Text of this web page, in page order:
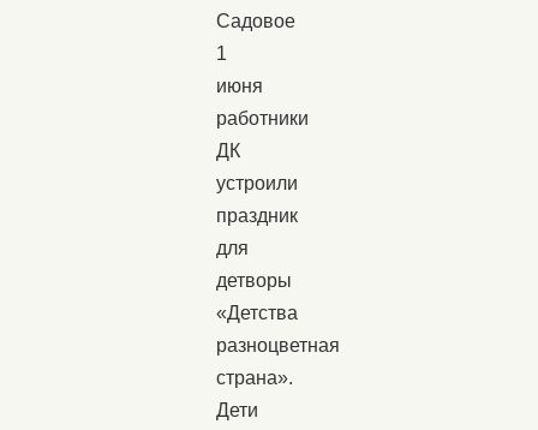
Садовое
1
июня
работники
ДК
устроили
праздник
для
детворы
«Детства
разноцветная
страна».
Дети